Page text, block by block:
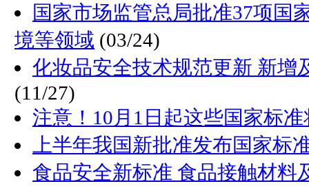
国家市场监管总局批准37项国
境等领域 (03/24)
化妆品安全技术规范更新 新增
(11/27)
注意！10月1日起这些国家标
上半年我国新批准发布国家标
食品安全新标准 食品接触材料